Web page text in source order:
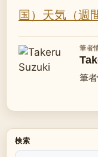
国） 天気（週
筆者
筆
検索